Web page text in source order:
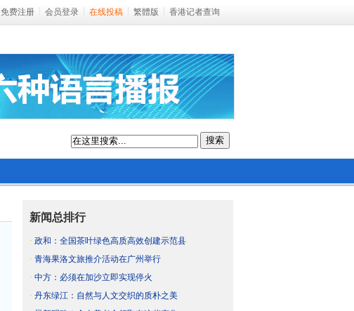
免费注册 会员登录 在线投稿 繁體版 香港记者查询
搜索
新闻总排行
· 政和：全国茶叶绿色高质高效创建示范县
· 青海果洛文旅推介活动在广州举行
· 中方：必须在加沙立即实现停火
· 丹东绿江：自然与人文交织的质朴之美